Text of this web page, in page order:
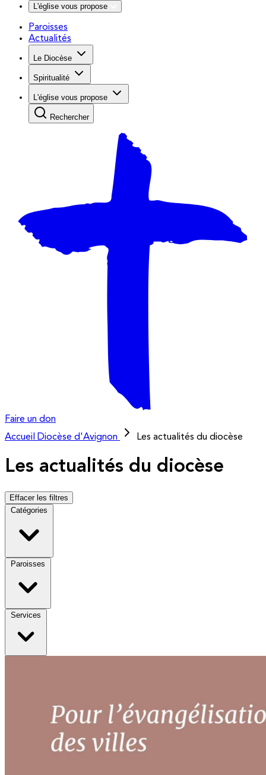
L'église vous propose
Paroisses
Actualités
Le Diocèse
Spiritualité
L'église vous propose
Rechercher
Faire un don
Accueil
Diocèse d'Avignon Les actualités du diocèse
Les actualités du diocèse
Effacer les filtres
Catégories
Paroisses
Services